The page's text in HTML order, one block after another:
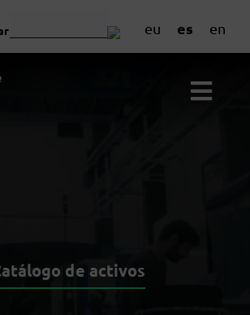
eu es en
de activos